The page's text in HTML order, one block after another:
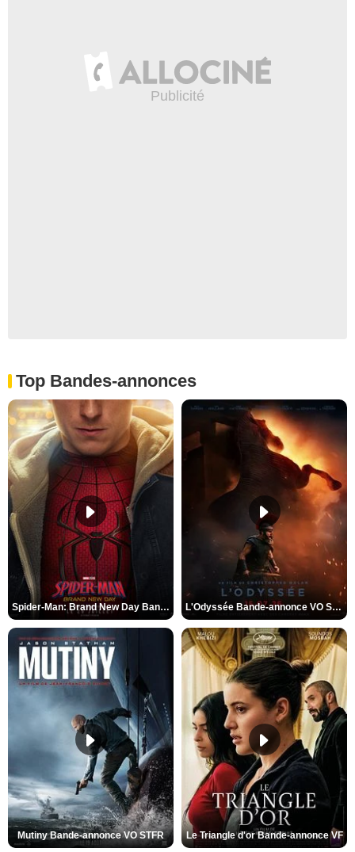
Top Bandes-annonces
Spider-Man: Brand New Day Bande-annonce VO STFR L'Odyssée Bande-annonce VO STFR
Mutiny Bande-annonce VO STFR Le Triangle d'or Bande-annonce VF